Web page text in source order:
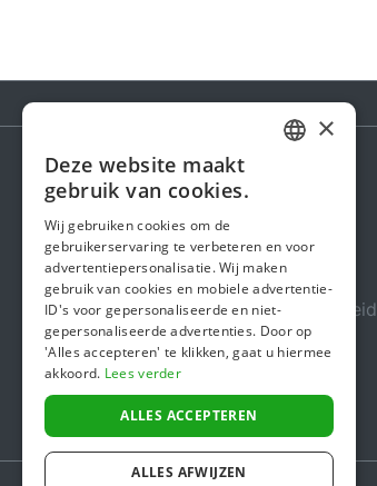
Steunactie
Over ons
In de media
Veiligheid & Betrouwbaarheid
Algemene voorwaarden
Privacybeleid
Cookiebeleid
ENGLISH
×
Deze website maakt
gebruik van cookies.
Wij gebruiken cookies om de
gebruikerservaring te verbeteren en voor
advertentiepersonalisatie. Wij maken
gebruik van cookies en mobiele advertentie-
ID's voor gepersonaliseerde en niet-
gepersonaliseerde advertenties. Door op
'Alles accepteren' te klikken, gaat u hiermee
akkoord. Lees verder
ALLES ACCEPTEREN
ALLES AFWIJZEN